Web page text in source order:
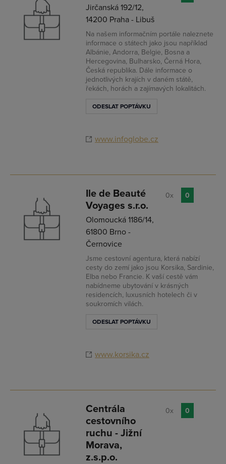
Jirčanská 192/12,
14200 Praha - Libuš
Na našem informačním portále naleznete
informace o státech jako jsou například
Albánie, Andorra, Belgie, Bosna a
Hercegovina, Bulharsko, Černá Hora,
Česká republika. Dále informace o
jednotlivých krajích v daném státě,
řekách, horách a zajímavých lokalitách.
ODESLAT POPTÁVKU
www.infoglobe.cz
Ile de Beauté
Voyages s.r.o.
Olomoucká 1186/14,
61800 Brno -
Černovice
Jsme cestovní agentura, která nabízí
cesty do zemí jako jsou Korsika, Sardinie,
Elba nebo Francie. K vaší cestě vám
nabídneme ubytování v krásných
residencích, luxusních hotelech či v
soukromích vilách.
ODESLAT POPTÁVKU
www.korsika.cz
0x 0
Centrála
cestovního
ruchu - Jižní
Morava,
z.s.p.o.
0x 0